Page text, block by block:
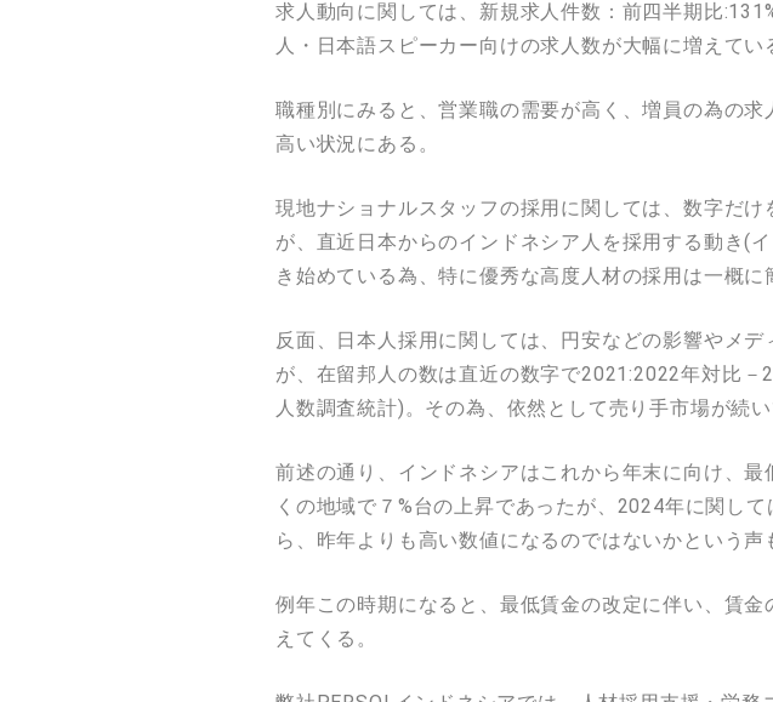
求人動向に関しては、新規求人件数：前四半期比
人・日本語スピーカー向けの求人数が大幅に増えてい
職種別にみると、営業職の需要が高く、増員の為の
高い状況にある。
現地ナショナルスタッフの採用に関しては、数字だ
が、直近日本からのインドネシア人を採用する動き(
き始めている為、特に優秀な高度人材の採用は一概に
反面、日本人採用に関しては、円安などの影響やメ
が、在留邦人の数は直近の数字で2021:2022年対比
人数調査統計)。その為、依然として売り手市場が続い
前述の通り、インドネシアはこれから年末に向け、
くの地域で７%台の上昇であったが、2024年に関し
ら、昨年よりも高い数値になるのではないかという声
例年この時期になると、最低賃金の改定に伴い、賃
えてくる。